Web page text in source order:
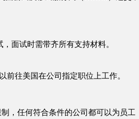
面试时需带齐所有支持材料。
往美国在公司指定职位上工作。
，任何符合条件的公司都可以为员工